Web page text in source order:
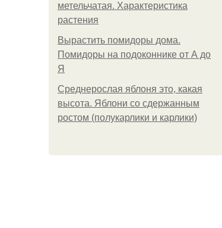
метельчатая. Характеристика
растения
Вырастить помидоры дома.
Помидоры на подоконнике от А до
Я
Среднерослая яблоня это, какая
высота. Яблони со сдержанным
ростом (полукарлики и карлики)